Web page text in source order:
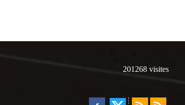
201268 visites